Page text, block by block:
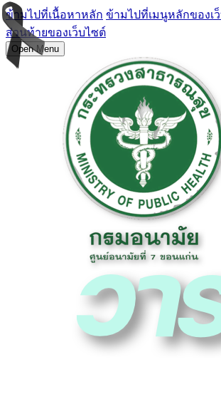
ข้ามไปที่เนื้อหาหลัก ข้ามไปที่เมนูหลักของเ
ส่วนท้ายของเว็บไซต์
Open Menu